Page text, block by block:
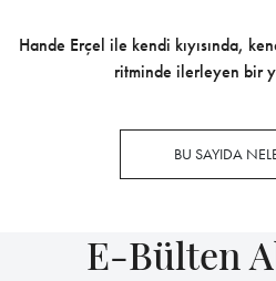
Hande Erçel ile kendi kıyısında,
ritminde ilerleyen bir
BU SAYIDA
E-Bülten